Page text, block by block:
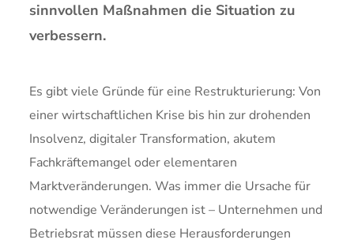
sinnvollen Maßnahmen die Situation zu
verbessern.
Es gibt viele Gründe für eine Restrukturierung: Von
einer wirtschaftlichen Krise bis hin zur drohenden
Insolvenz, digitaler Transformation, akutem
Fachkräftemangel oder elementaren
Marktveränderungen. Was immer die Ursache für
notwendige Veränderungen ist – Unternehmen und
Betriebsrat müssen diese Herausforderungen